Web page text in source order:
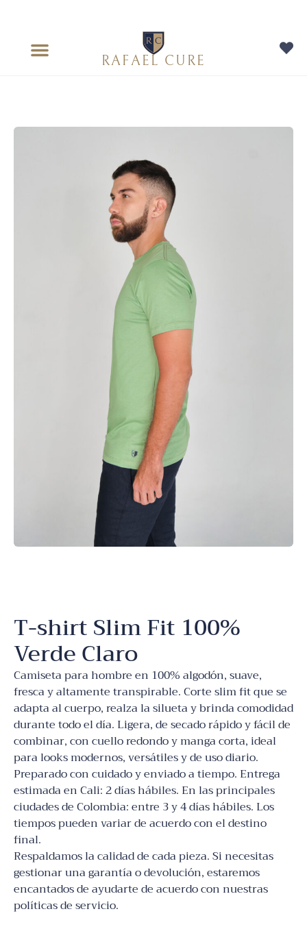
RAFAEL CURE
T-shirt Slim Fit 100%
Verde Claro
Camiseta para hombre en 100% algodón, suave,
fresca y altamente transpirable. Corte slim fit que se
adapta al cuerpo, realza la silueta y brinda comodidad
durante todo el día. Ligera, de secado rápido y fácil de
combinar, con cuello redondo y manga corta, ideal
para looks modernos, versátiles y de uso diario.
Preparado con cuidado y enviado a tiempo. Entrega
estimada en Cali: 2 días hábiles. En las principales
ciudades de Colombia: entre 3 y 4 días hábiles. Los
tiempos pueden variar de acuerdo con el destino
final.
Respaldamos la calidad de cada pieza. Si necesitas
gestionar una garantía o devolución, estaremos
encantados de ayudarte de acuerdo con nuestras
políticas de servicio.